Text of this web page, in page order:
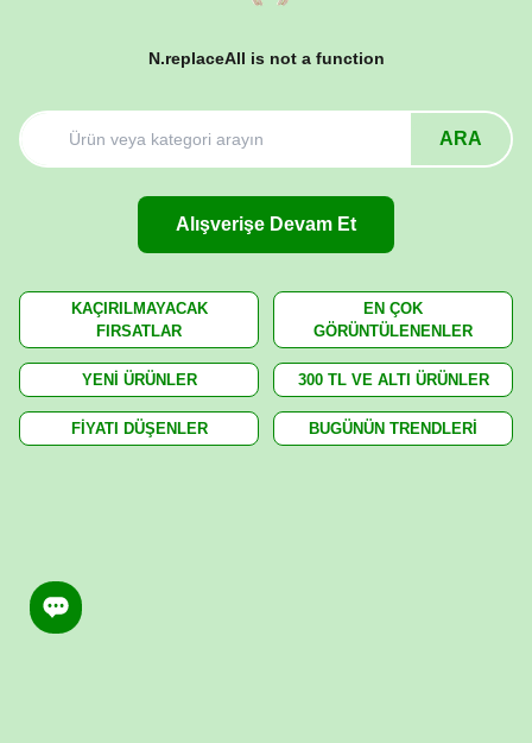
N.replaceAll is not a function
ARA
Alışverişe Devam Et
KAÇIRILMAYACAK
FIRSATLAR
EN ÇOK
GÖRÜNTÜLENENLER
YENİ ÜRÜNLER 300 TL VE ALTI ÜRÜNLER
FİYATI DÜŞENLER BUGÜNÜN TRENDLERİ